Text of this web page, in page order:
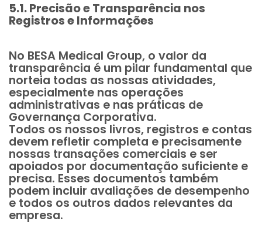
5.1. Precisão e Transparência nos
Registros e Informações
No BESA Medical Group, o valor da
transparência é um pilar fundamental que
norteia todas as nossas atividades,
especialmente nas operações
administrativas e nas práticas de
Governança Corporativa.
Todos os nossos livros, registros e contas
devem refletir completa e precisamente
nossas transações comerciais e ser
apoiados por documentação suficiente e
precisa. Esses documentos também
podem incluir avaliações de desempenho
e todos os outros dados relevantes da
empresa.